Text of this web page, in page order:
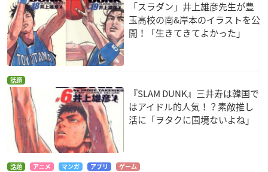
「スラダン」井上雄彦先生が豊
玉高校の南&岸本のイラストを公
開！「生きてきてよかった」
話題
『SLAM DUNK』三井寿は韓国で
はアイドル的人気！？素敵推し
活に「ヲタクに国境ないよね」
話題 アニメ マンガ アプリ ゲーム